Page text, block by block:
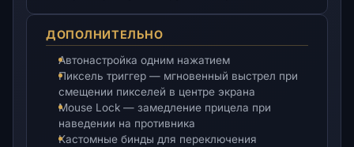
ДОПОЛНИТЕЛЬНО
Автонастройка одним нажатием
Пиксель триггер — мгновенный выстрел при
смещении пикселей в центре экрана
Mouse Lock — замедление прицела при
наведении на противника
Кастомные бинды для переключения